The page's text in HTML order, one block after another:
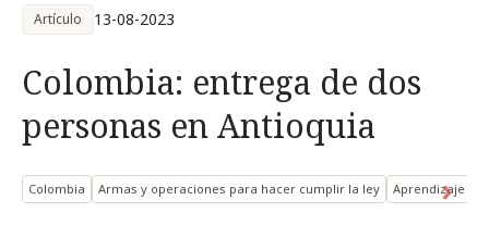
Artículo 13-08-2023
Colombia: entrega de dos
personas en Antioquia
Colombia Armas y operaciones para hacer cumplir la ley Aprendizaje y